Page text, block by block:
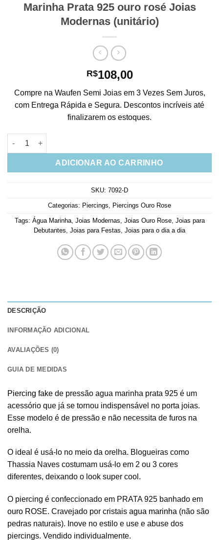
Marinha Prata 925 ouro rosé Joias
Modernas (unitário)
R$108,00
Compre na Waufen Semi Joias em 3 Vezes Sem Juros,
com Entrega Rápida e Segura. Descontos incríveis até
finalizarem os estoques.
Piercing Falso De Pressão Agua Marinha Prata 925 ouro rosé
ADICIONAR AO CARRINHO
SKU: 7092-D
Categorias: Piercings Piercings Ouro Rose
Tags: Água Marinha, Joias Modernas Joias Ouro Rose, Joias para
Debutantes Joias para Festas Joias para o dia a dia
DESCRIÇÃO
INFORMAÇÃO ADICIONAL
AVALIAÇÕES (0)
GUIA DE MEDIDAS
Piercing fake de pressão agua marinha prata 925 é um
acessório que já se tornou indispensável no porta joias.
Esse modelo é de pressão e não necessita de furos na
orelha.
O ideal é usá-lo no meio da orelha. Blogueiras como
Thassia Naves costumam usá-lo em 2 ou 3 cores
diferentes, deixando o look super cool.
O piercing é confeccionado em PRATA 925 banhado em
ouro ROSE. Cravejado por cristais agua marinha (não são
pedras naturais). Inove no estilo e use e abuse dos
piercings. Vendido individualmente.